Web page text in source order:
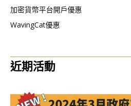
加密貨幣平台開戶優惠
WavingCat優惠
近期活動